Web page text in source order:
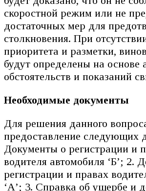
скоростной режим или не
достаточных мер для
столкновения. При
приоритета и разметки,
будут определены на основе
обстоятельств и показаний
Необходимые документы
Для решения данного
предоставление следующих
Документы о регистрации и
водителя автомобиля ‘Б’; 2.
регистрации и правах
‘А’; 3. Справка об ущербе и